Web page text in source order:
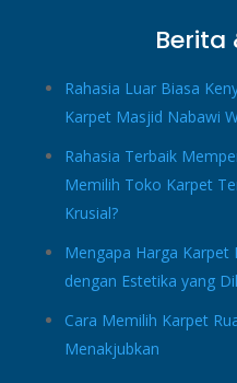
Berita
Rahasia Luar Biasa
Karpet Masjid Nabawi
Rahasia Terbaik
Memilih Toko Karpet
Krusial?
Mengapa Harga Karpet
dengan Estetika yang
Cara Memilih Karpet
Menakjubkan